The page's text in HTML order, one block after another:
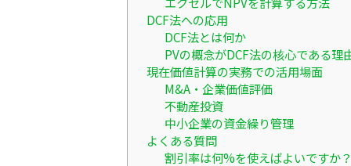
DCF法への応用
DCF法とは何か
PVの概念がDCF法の核心である理
現在価値計算の実務での活用場面
M&A・企業価値評価
不動産投資
中小企業の資金繰り管理
よくある質問
割引率は何%を使えばよいですか？